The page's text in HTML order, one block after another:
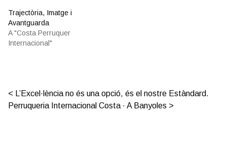
Trajectòria, Imatge i
Avantguarda
A "Costa Perruquer
Internacional"
Post navigation
L’Excel·lència no és una opció, és el nostre Estàndard.
Perruqueria Internacional Costa · A Banyoles